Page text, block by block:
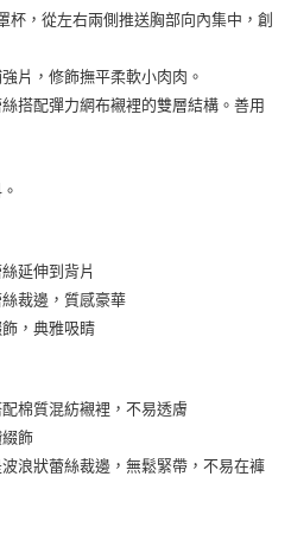
杯，從左右兩側推送胸部向內集中，創
片，修飾撫平柔軟小肉肉。
搭配彈力網布襯裡的雙層結構。善用
延伸到背片
裁邊，質感豪華
，典雅吸睛
棉質混紡襯裡，不易透膚
飾
浪狀蕾絲裁邊，無鬆緊帶，不易在褲